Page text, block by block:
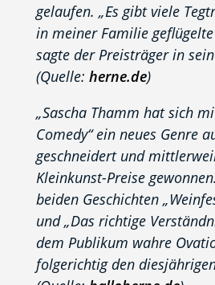
gelaufen. „Es gibt viele
in meiner Familie geflügelte
sagte der Preisträger in
(Quelle: herne.de)
„Sascha Thamm hat sich
Comedy“ ein neues Genre
geschneidert und
Kleinkunst-Preise
beiden Geschichten
und „Das richtige
dem Publikum wahre
folgerichtig den